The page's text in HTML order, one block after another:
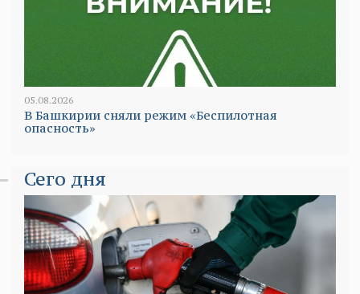
05.08.2026
В Башкирии сняли режим «Беспилотная
опасность»
Сего дня